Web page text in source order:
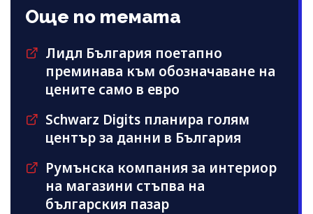
Още по темата
Лидл България поетапно
преминава към обозначаване на
цените само в евро
Schwarz Digits планира голям
център за данни в България
Румънска компания за интериор
на магазини стъпва на
българския пазар